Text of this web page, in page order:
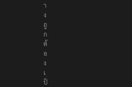
ย่
า
ง
ถู
ก
ต้
อ
ง
เ